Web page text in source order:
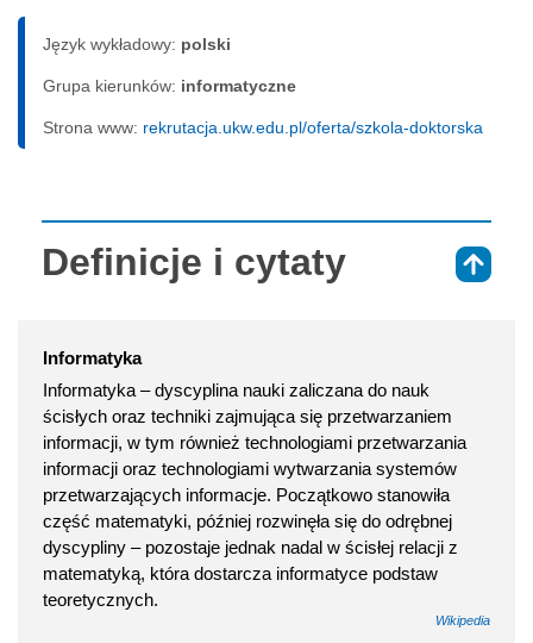
Język wykładowy: polski
Grupa kierunków: informatyczne
Strona www: rekrutacja.ukw.edu.pl/oferta/szkola-doktorska
Definicje i cytaty
Informatyka
Informatyka – dyscyplina nauki zaliczana do nauk
ścisłych oraz techniki zajmująca się przetwarzaniem
informacji, w tym również technologiami przetwarzania
informacji oraz technologiami wytwarzania systemów
przetwarzających informacje. Początkowo stanowiła
część matematyki, później rozwinęła się do odrębnej
dyscypliny – pozostaje jednak nadal w ścisłej relacji z
matematyką, która dostarcza informatyce podstaw
teoretycznych.
Wikipedia